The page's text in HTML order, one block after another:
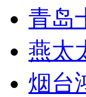
青岛
燕太
烟台